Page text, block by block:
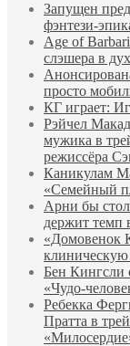
Запущен
фэнтези-
Age of
слэшера в
просто
КГ играет:
Рэйчел
мужика в
режиссёра
Каникулам
«Семейный
Арни бы
держит темп
«Домовенок
клиническую
Бен Кингсли
«Чудо-
Ребекка
Пратта в